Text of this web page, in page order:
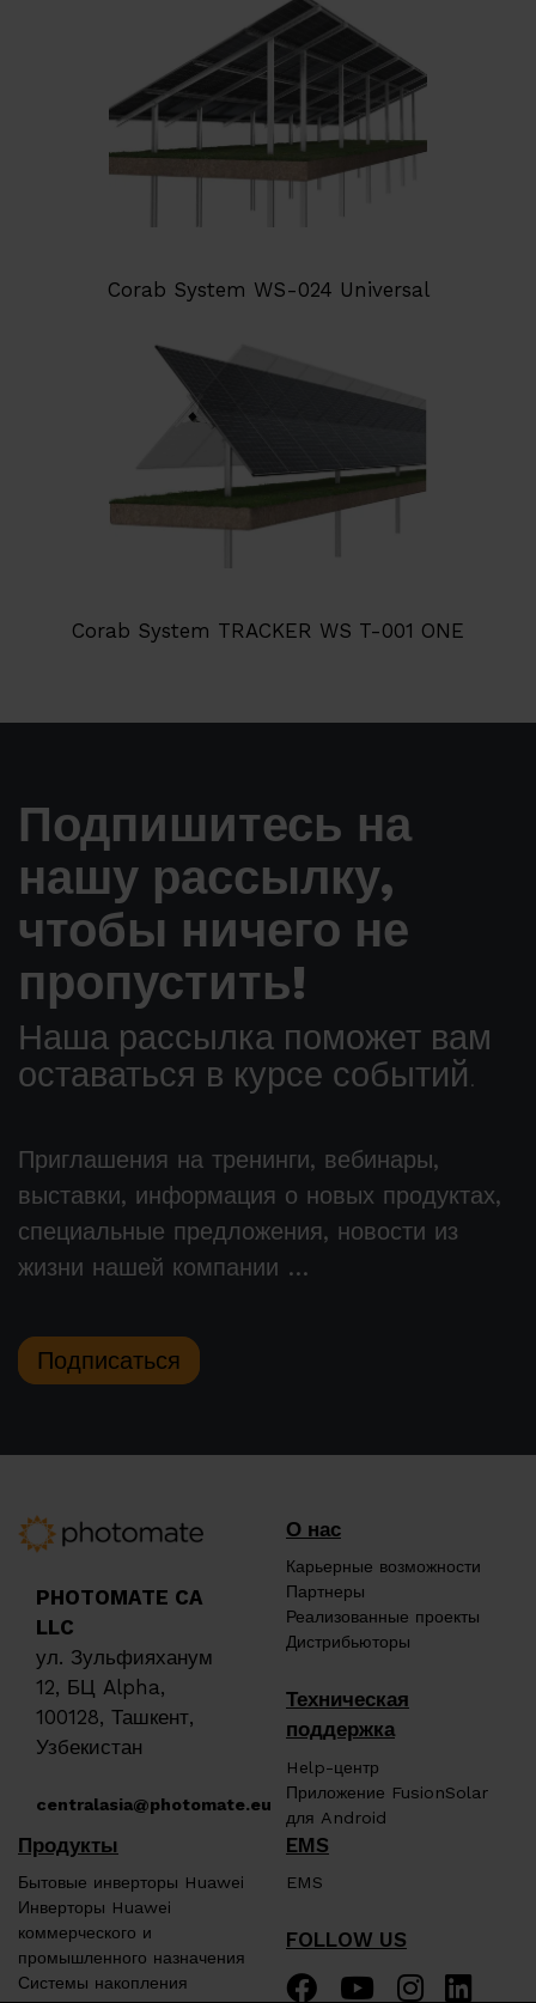
Corab System WS-024 Universal
Corab System TRACKER WS T-001 ONE
Подпишитесь на
нашу рассылку,
чтобы ничего не
пропустить!
Наша рассылка поможет вам
оставаться в курсе событий.
Приглашения на тренинги, вебинары,
выставки, информация о новых продуктах,
специальные предложения, новости из
жизни нашей компании …
Подписаться
PHOTOMATE CA
LLC
ул. Зульфияханум
12, БЦ Alpha,
100128, Ташкент,
Узбекистан
centralasia@photomate.eu
О нас
Карьерные возможности
Партнеры
Реализованные проекты
Дистрибьюторы
Техническая
поддержка
Help-центр
Приложение FusionSolar
для Android
Продукты
Бытовые инверторы Huawei
Инверторы Huawei
коммерческого и
промышленного назначения
Системы накопления
EMS
EMS
FOLLOW US